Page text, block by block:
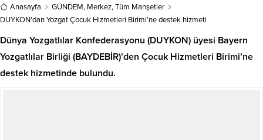
Anasayfa GÜNDEM, Merkez,Tüm Manşetler
DUYKON’dan Yozgat Çocuk Hizmetleri Birimi’ne destek hizmeti
Dünya Yozgatlılar Konfederasyonu (DUYKON) üyesi Bayern
Yozgatlılar Birliği (BAYDEBİR)’den Çocuk Hizmetleri Birimi’ne
destek hizmetinde bulundu.